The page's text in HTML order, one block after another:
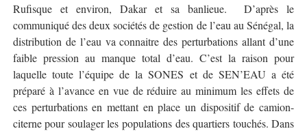
Rufisque et environ, Dakar et sa banlieue.
D’après le
communiqué des deux sociétés de gestion de l’eau au Sénégal, la
distribution de l’eau va connaitre des perturbations allant d’une
faible pression au manque total d’eau. C’est la raison pour
laquelle toute l’équipe de la SONES et de SEN’EAU a été
préparé à l’avance en vue de réduire au minimum les effets de
ces perturbations en mettant en place un dispositif de camion-
citerne pour soulager les populations des quartiers touchés. Dans